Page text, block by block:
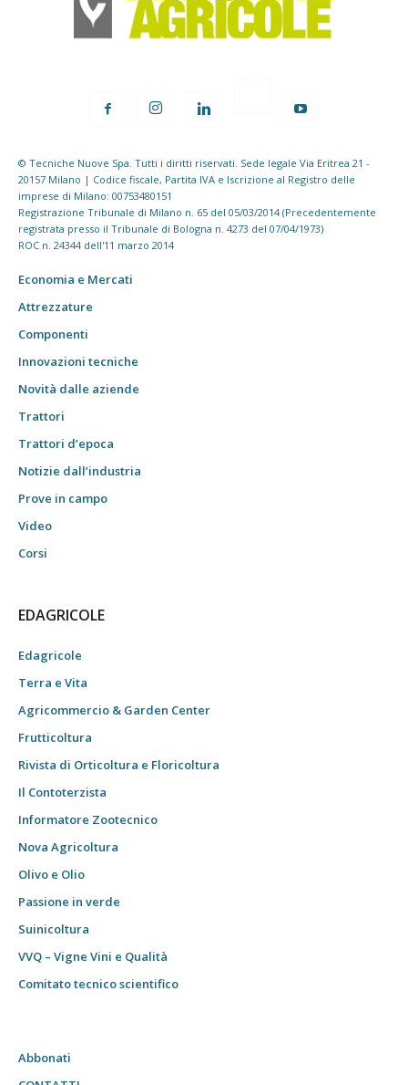
© Tecniche Nuove Spa. Tutti i diritti riservati. Sede legale Via Eritrea 21 -
20157 Milano | Codice fiscale, Partita IVA e Iscrizione al Registro delle
imprese di Milano: 00753480151
Registrazione Tribunale di Milano n. 65 del 05/03/2014 (Precedentemente
registrata presso il Tribunale di Bologna n. 4273 del 07/04/1973)
ROC n. 24344 dell'11 marzo 2014
Economia e Mercati
Attrezzature
Componenti
Innovazioni tecniche
Novità dalle aziende
Trattori
Trattori d’epoca
Notizie dall’industria
Prove in campo
Video
Corsi
EDAGRICOLE
Edagricole
Terra e Vita
Agricommercio & Garden Center
Frutticoltura
Rivista di Orticoltura e Floricoltura
Il Contoterzista
Informatore Zootecnico
Nova Agricoltura
Olivo e Olio
Passione in verde
Suinicoltura
VVQ – Vigne Vini e Qualità
Comitato tecnico scientifico
Abbonati